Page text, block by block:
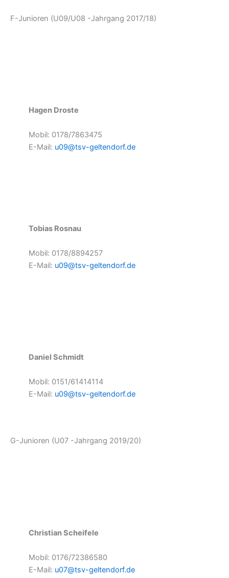
F-Junioren (U09/U08 -Jahrgang 2017/18)
Hagen Droste
Mobil: 0178/7863475
E-Mail: u09@tsv-geltendorf.de
Tobias Rosnau
Mobil: 0178/8894257
E-Mail: u09@tsv-geltendorf.de
Daniel Schmidt
Mobil: 0151/61414114
E-Mail: u09@tsv-geltendorf.de
G-Junioren (U07 -Jahrgang 2019/20)
Christian Scheifele
Mobil: 0176/72386580
E-Mail: u07@tsv-geltendorf.de